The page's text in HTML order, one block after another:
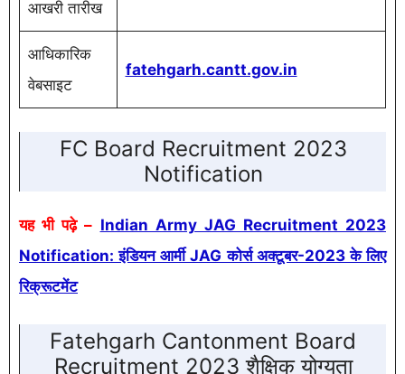
आखरी तारीख
आधिकारिक
वेबसाइट
fatehgarh.cantt.gov.in
FC Board Recruitment 2023
Notification
यह भी पढ़े – Indian Army JAG Recruitment 2023
Notification: इंडियन आर्मी JAG कोर्स अक्टूबर-2023 के लिए
रिक्रूटमेंट
Fatehgarh Cantonment Board
Recruitment 2023 शैक्षिक योग्यता